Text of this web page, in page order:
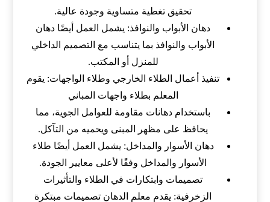
تحقيق تغطية متساوية وجودة عالية.
دهان الأبواب والنوافذ: يشمل العمل أيضًا دهان
الأبواب والنوافذ بما يتناسب مع التصميم الداخلي
للمنزل أو المكتب.
تنفيذ أعمال الطلاء الخارجي وطلاء الواجهات: يقوم
المعلم بطلاء واجهات المباني
باستخدام دهانات مقاومة للعوامل الجوية، مما
يحافظ على مظهر المبنى ويحميه من التآكل.
دهان الأسوار والمداخل: يشمل العمل أيضًا طلاء
الأسوار والمداخل وفقًا لأعلى معايير الجودة.
تصميمات وابتكارات في الطلاء والتأثيرات
الزخرفية: يقدم معلم الدهان تصميمات مبتكرة